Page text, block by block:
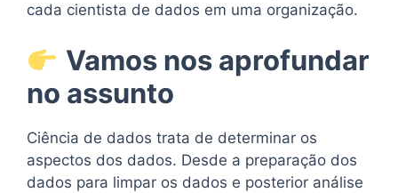
cada cientista de dados em uma organização.
Vamos nos aprofundar
no assunto
Ciência de dados trata de determinar os
aspectos dos dados. Desde a preparação dos
dados para limpar os dados e posterior análise